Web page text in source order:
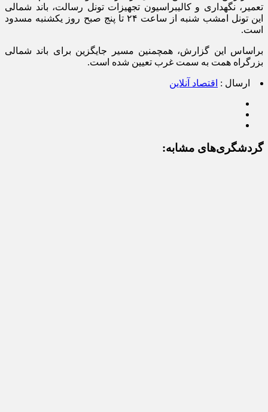
تعمیر، نگهداری و کالیبراسیون تجهیزات تونل رسالت، باند شمالی
این تونل امشب شنبه از ساعت ۲۴ تا پنج صبح روز یکشنبه مسدود
است.
براساس این گزارش، همچمنین مسیر جایگزین برای باند شمالی
بزرگراه همت به سمت غرب تعیین شده است.
ارسال : اقتصاد آنلاین
گردشگری‌های مشابه: